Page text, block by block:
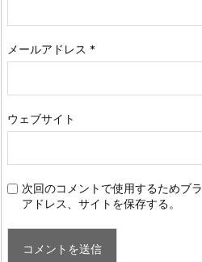
メールアドレス *
ウェブサイト
次回のコメントで使用するためブ
アドレス、サイトを保存する。